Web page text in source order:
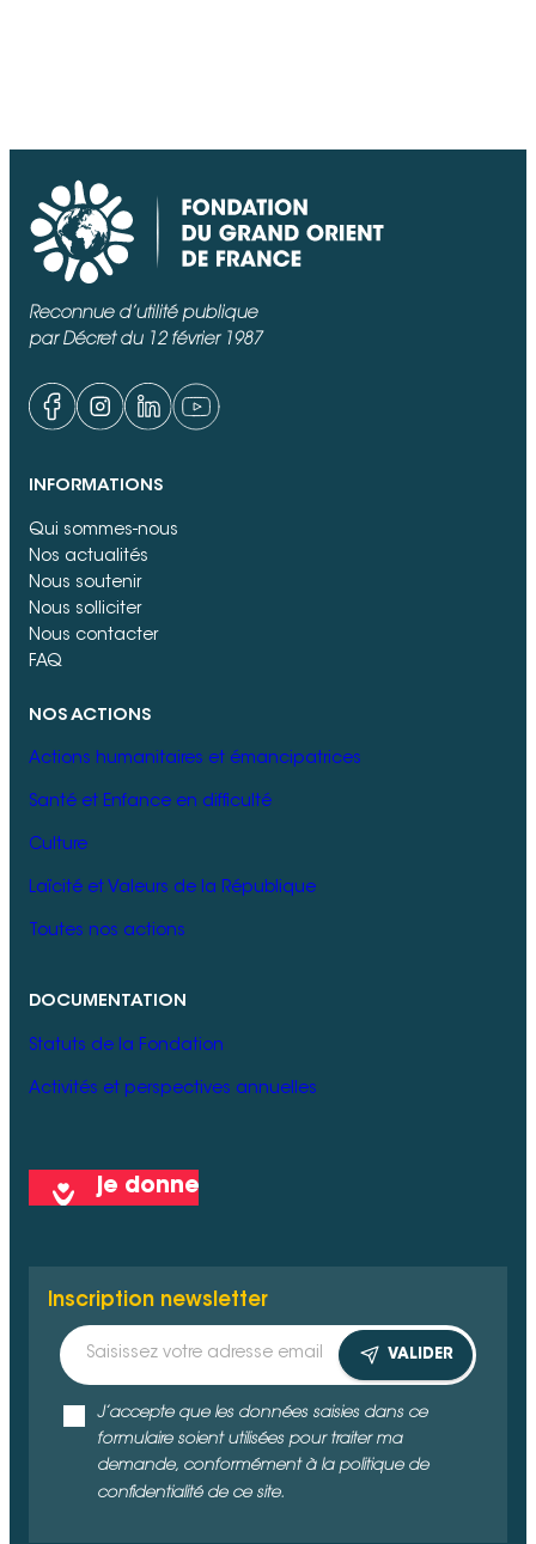
Reconnue d’utilité publique
par Décret du 12 février 1987
INFORMATIONS
Qui sommes-nous
Nos actualités
Nous soutenir
Nous solliciter
Nous contacter
FAQ
NOS ACTIONS
Actions humanitaires et émancipatrices
Santé et Enfance en difficulté
Culture
Laïcité et Valeurs de la République
Toutes nos actions
DOCUMENTATION
Statuts de la Fondation
Activités et perspectives annuelles
je donne
J’accepte que les données saisies dans ce
formulaire soient utilisées pour traiter ma
demande, conformément à la politique de
confidentialité de ce site.
VALIDER
Inscription newsletter